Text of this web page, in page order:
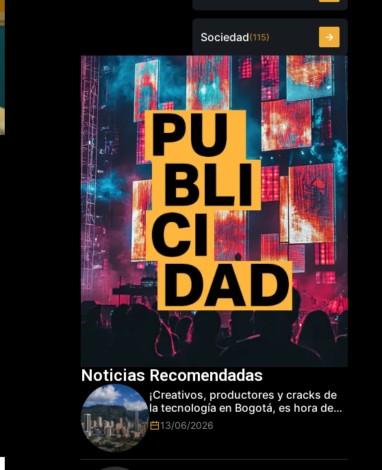
Sociedad(115)
Noticias Recomendadas
¡Creativos, productores y cracks de
la tecnología en Bogotá, es hora de
subir de nivel! Las marcas más top
del mundo esperan por su talento.
13/06/2026